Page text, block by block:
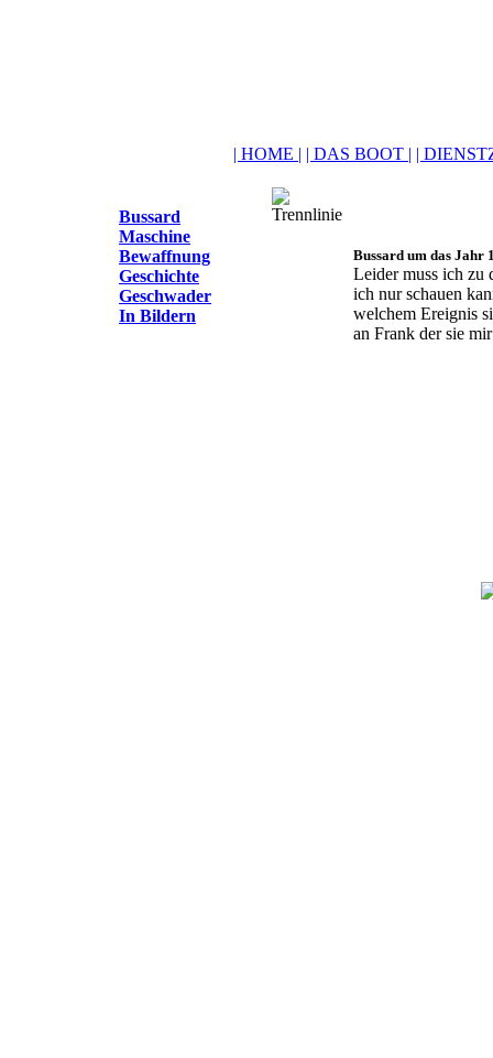
| HOME | | DAS BOOT | |
Bussard
Maschine
Bewaffnung
Geschichte
Geschwader
In Bildern
Bussard um das Jahr
Leider muss ich zu
ich nur schauen
welchem Ereignis
an Frank der sie